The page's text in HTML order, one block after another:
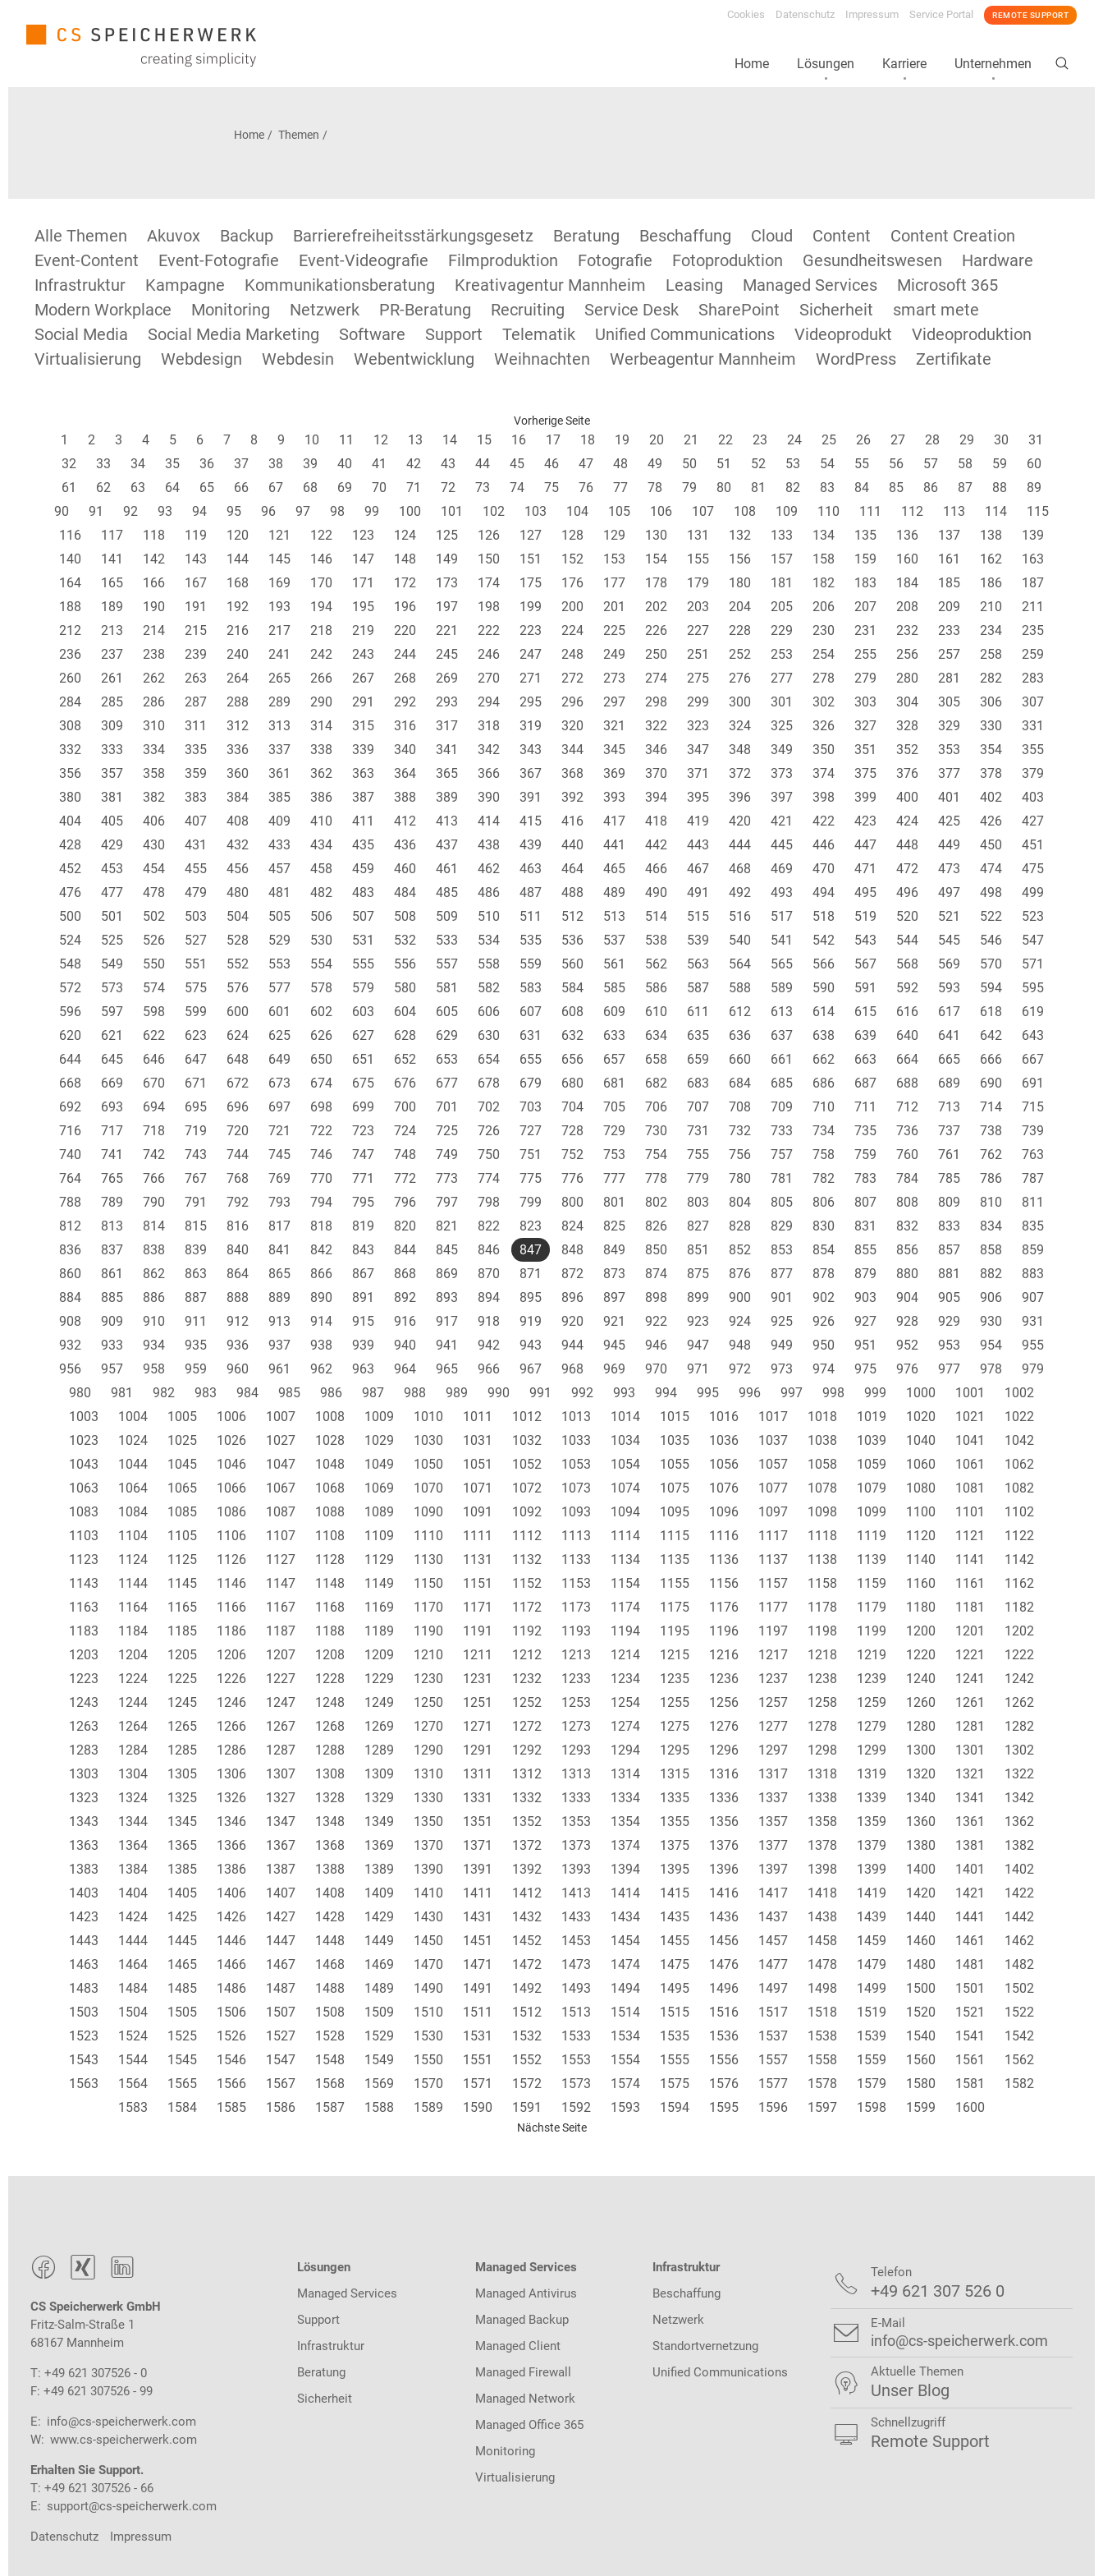
Cookies Datenschutz Impressum Service Portal REMOTE SUPPORT
Home Lösungen Karriere Unternehmen
Home Themen
Alle Themen Akuvox Backup Barrierefreiheitsstärkungsgesetz Beratung Beschaffung Cloud Content
Content Creation
Event-Content
Event-Fotografie Event-Videografie Filmproduktion Fotografie Fotoproduktion Gesundheitswesen
Hardware
Infrastruktur
Kampagne Kommunikationsberatung Kreativagentur Mannheim Leasing Managed Services
Microsoft 365
Modern Workplace
Monitoring Netzwerk PR-Beratung Recruiting Service Desk SharePoint Sicherheit
smart mete
Social Media
Social Media Marketing Software Support Telematik Unified Communications Videoprodukt
Videoproduktion
Virtualisierung
Webdesign Webdesin Webentwicklung Weihnachten Werbeagentur Mannheim WordPress Zertifikate
Vorherige Seite
1 2 3 4 5 6 7 8 9 10 11 12 13 14 15 16 17 18 19 20 21 22 23 24 25 26 27 28 29 30
31
32
33 34 35 36 37 38 39 40 41 42 43 44 45 46 47 48 49 50 51 52 53 54 55 56 57 58 59
60
61
62 63 64 65 66 67 68 69 70 71 72 73 74 75 76 77 78 79 80 81 82 83 84 85 86 87 88
89
90
91 92 93 94 95 96 97 98 99 100 101 102 103 104 105 106 107 108 109 110 111 112 113 114
115
116
117 118 119 120 121 122 123 124 125 126 127 128 129 130 131 132 133 134 135 136 137 138
139
140
141 142 143 144 145 146 147 148 149 150 151 152 153 154 155 156 157 158 159 160 161 162
163
164
165 166 167 168 169 170 171 172 173 174 175 176 177 178 179 180 181 182 183 184 185 186
187
188
189 190 191 192 193 194 195 196 197 198 199 200 201 202 203 204 205 206 207 208 209 210
211
212
213 214 215 216 217 218 219 220 221 222 223 224 225 226 227 228 229 230 231 232 233 234
235
236
237 238 239 240 241 242 243 244 245 246 247 248 249 250 251 252 253 254 255 256 257 258
259
260
261 262 263 264 265 266 267 268 269 270 271 272 273 274 275 276 277 278 279 280 281 282
283
284
285 286 287 288 289 290 291 292 293 294 295 296 297 298 299 300 301 302 303 304 305 306
307
308
309 310 311 312 313 314 315 316 317 318 319 320 321 322 323 324 325 326 327 328 329 330
331
332
333 334 335 336 337 338 339 340 341 342 343 344 345 346 347 348 349 350 351 352 353 354
355
356
357 358 359 360 361 362 363 364 365 366 367 368 369 370 371 372 373 374 375 376 377 378
379
380
381 382 383 384 385 386 387 388 389 390 391 392 393 394 395 396 397 398 399 400 401 402
403
404
405 406 407 408 409 410 411 412 413 414 415 416 417 418 419 420 421 422 423 424 425 426
427
428
429 430 431 432 433 434 435 436 437 438 439 440 441 442 443 444 445 446 447 448 449 450
451
452
453 454 455 456 457 458 459 460 461 462 463 464 465 466 467 468 469 470 471 472 473 474
475
476
477 478 479 480 481 482 483 484 485 486 487 488 489 490 491 492 493 494 495 496 497 498
499
500
501 502 503 504 505 506 507 508 509 510 511 512 513 514 515 516 517 518 519 520 521 522
523
524
525 526 527 528 529 530 531 532 533 534 535 536 537 538 539 540 541 542 543 544 545 546
547
548
549 550 551 552 553 554 555 556 557 558 559 560 561 562 563 564 565 566 567 568 569 570
571
572
573 574 575 576 577 578 579 580 581 582 583 584 585 586 587 588 589 590 591 592 593 594
595
596
597 598 599 600 601 602 603 604 605 606 607 608 609 610 611 612 613 614 615 616 617 618
619
620
621 622 623 624 625 626 627 628 629 630 631 632 633 634 635 636 637 638 639 640 641 642
643
644
645 646 647 648 649 650 651 652 653 654 655 656 657 658 659 660 661 662 663 664 665 666
667
668
669 670 671 672 673 674 675 676 677 678 679 680 681 682 683 684 685 686 687 688 689 690
691
692
693 694 695 696 697 698 699 700 701 702 703 704 705 706 707 708 709 710 711 712 713 714
715
716
717 718 719 720 721 722 723 724 725 726 727 728 729 730 731 732 733 734 735 736 737 738
739
740
741 742 743 744 745 746 747 748 749 750 751 752 753 754 755 756 757 758 759 760 761 762
763
764
765 766 767 768 769 770 771 772 773 774 775 776 777 778 779 780 781 782 783 784 785 786
787
788
789 790 791 792 793 794 795 796 797 798 799 800 801 802 803 804 805 806 807 808 809 810
811
812
813 814 815 816 817 818 819 820 821 822 823 824 825 826 827 828 829 830 831 832 833 834
835
836
837 838 839 840 841 842 843 844 845 846 847 848 849 850 851 852 853 854 855 856 857 858
859
860
861 862 863 864 865 866 867 868 869 870 871 872 873 874 875 876 877 878 879 880 881 882
883
884
885 886 887 888 889 890 891 892 893 894 895 896 897 898 899 900 901 902 903 904 905 906
907
908
909 910 911 912 913 914 915 916 917 918 919 920 921 922 923 924 925 926 927 928 929 930
931
932
933 934 935 936 937 938 939 940 941 942 943 944 945 946 947 948 949 950 951 952 953 954
955
956
957 958 959 960 961 962 963 964 965 966 967 968 969 970 971 972 973 974 975 976 977 978
979
980
981 982 983 984 985 986 987 988 989 990 991 992 993 994 995 996 997 998 999 1000 1001
1002
1003
1004 1005 1006 1007 1008 1009 1010 1011 1012 1013 1014 1015 1016 1017 1018 1019 1020 1021
1022
1023
1024 1025 1026 1027 1028 1029 1030 1031 1032 1033 1034 1035 1036 1037 1038 1039 1040 1041
1042
1043
1044 1045 1046 1047 1048 1049 1050 1051 1052 1053 1054 1055 1056 1057 1058 1059 1060 1061
1062
1063
1064 1065 1066 1067 1068 1069 1070 1071 1072 1073 1074 1075 1076 1077 1078 1079 1080 1081
1082
1083
1084 1085 1086 1087 1088 1089 1090 1091 1092 1093 1094 1095 1096 1097 1098 1099 1100 1101
1102
1103
1104 1105 1106 1107 1108 1109 1110 1111 1112 1113 1114 1115 1116 1117 1118 1119 1120 1121
1122
1123
1124 1125 1126 1127 1128 1129 1130 1131 1132 1133 1134 1135 1136 1137 1138 1139 1140 1141
1142
1143
1144 1145 1146 1147 1148 1149 1150 1151 1152 1153 1154 1155 1156 1157 1158 1159 1160 1161
1162
1163
1164 1165 1166 1167 1168 1169 1170 1171 1172 1173 1174 1175 1176 1177 1178 1179 1180 1181
1182
1183
1184 1185 1186 1187 1188 1189 1190 1191 1192 1193 1194 1195 1196 1197 1198 1199 1200 1201
1202
1203
1204 1205 1206 1207 1208 1209 1210 1211 1212 1213 1214 1215 1216 1217 1218 1219 1220 1221
1222
1223
1224 1225 1226 1227 1228 1229 1230 1231 1232 1233 1234 1235 1236 1237 1238 1239 1240 1241
1242
1243
1244 1245 1246 1247 1248 1249 1250 1251 1252 1253 1254 1255 1256 1257 1258 1259 1260 1261
1262
1263
1264 1265 1266 1267 1268 1269 1270 1271 1272 1273 1274 1275 1276 1277 1278 1279 1280 1281
1282
1283
1284 1285 1286 1287 1288 1289 1290 1291 1292 1293 1294 1295 1296 1297 1298 1299 1300 1301
1302
1303
1304 1305 1306 1307 1308 1309 1310 1311 1312 1313 1314 1315 1316 1317 1318 1319 1320 1321
1322
1323
1324 1325 1326 1327 1328 1329 1330 1331 1332 1333 1334 1335 1336 1337 1338 1339 1340 1341
1342
1343
1344 1345 1346 1347 1348 1349 1350 1351 1352 1353 1354 1355 1356 1357 1358 1359 1360 1361
1362
1363
1364 1365 1366 1367 1368 1369 1370 1371 1372 1373 1374 1375 1376 1377 1378 1379 1380 1381
1382
1383
1384 1385 1386 1387 1388 1389 1390 1391 1392 1393 1394 1395 1396 1397 1398 1399 1400 1401
1402
1403
1404 1405 1406 1407 1408 1409 1410 1411 1412 1413 1414 1415 1416 1417 1418 1419 1420 1421
1422
1423
1424 1425 1426 1427 1428 1429 1430 1431 1432 1433 1434 1435 1436 1437 1438 1439 1440 1441
1442
1443
1444 1445 1446 1447 1448 1449 1450 1451 1452 1453 1454 1455 1456 1457 1458 1459 1460 1461
1462
1463
1464 1465 1466 1467 1468 1469 1470 1471 1472 1473 1474 1475 1476 1477 1478 1479 1480 1481
1482
1483
1484 1485 1486 1487 1488 1489 1490 1491 1492 1493 1494 1495 1496 1497 1498 1499 1500 1501
1502
1503
1504 1505 1506 1507 1508 1509 1510 1511 1512 1513 1514 1515 1516 1517 1518 1519 1520 1521
1522
1523
1524 1525 1526 1527 1528 1529 1530 1531 1532 1533 1534 1535 1536 1537 1538 1539 1540 1541
1542
1543
1544 1545 1546 1547 1548 1549 1550 1551 1552 1553 1554 1555 1556 1557 1558 1559 1560 1561
1562
1563
1564 1565 1566 1567 1568 1569 1570 1571 1572 1573 1574 1575 1576 1577 1578 1579 1580 1581
1582
1583
1584 1585 1586 1587 1588 1589 1590 1591 1592 1593 1594 1595 1596 1597 1598 1599 1600
Nächste Seite
  
CS Speicherwerk GmbH
Fritz-Salm-Straße 1
68167 Mannheim
T: +49 621 307526 - 0
F: +49 621 307526 - 99
E: info@cs-speicherwerk.com
W: www.cs-speicherwerk.com
Erhalten Sie Support.
T: +49 621 307526 - 66
E: support@cs-speicherwerk.com
Datenschutz Impressum
Lösungen
Managed Services
Support
Infrastruktur
Beratung
Sicherheit
Managed Services
Managed Antivirus
Managed Backup
Managed Client
Managed Firewall
Managed Network
Managed Office 365
Monitoring
Virtualisierung
Infrastruktur
Beschaffung
Netzwerk
Standortvernetzung
Unified Communications
 Telefon
+49 621 307 526 0
 E-Mail
info@cs-speicherwerk.com
 Aktuelle Themen
Unser Blog
 Schnellzugriff
Remote Support